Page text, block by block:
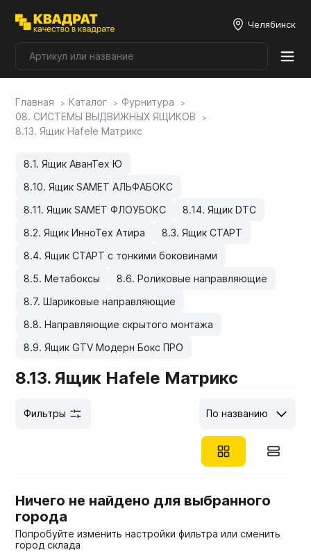
Челябинск
Плитные материалы
Столешницы
Мой ЭГГЕР
Фасады
Мебельные образцы, каталоги
Главная Каталог
Фурнитура
08. СИСТЕМЫ ВЫДВИЖНЫХ ЯЩИКОВ
8.13. Ящик Hafele Матрикс
8.1. Ящик АванТех Ю
8.10. Ящик SAMET АЛЬФАБОКС
8.11. Ящик SAMET ФЛОУБОКС
8.14. Ящик DTC
8.2. Ящик ИнноТех Атира
8.3. Ящик СТАРТ
8.4. Ящик СТАРТ с тонкими боковинами
8.5. Метабоксы
8.6. Роликовые направляющие
8.7. Шариковые направляющие
8.8. Направляющие скрытого монтажа
8.9. Ящик GTV Модерн Бокс ПРО
8.13. Ящик Hafele Матрикс
По названию
Фильтры
Ничего не найдено для выбранного
города
Попробуйте изменить настройки фильтра или сменить
город склада